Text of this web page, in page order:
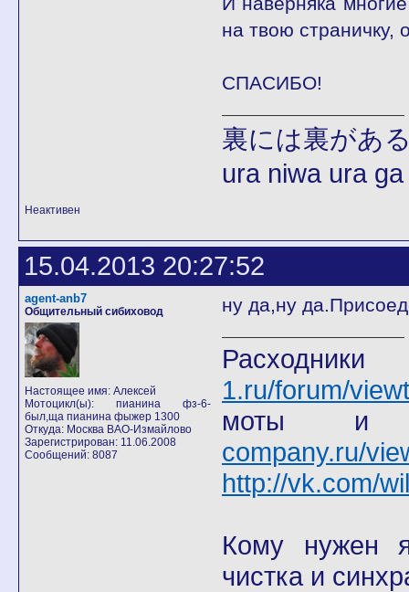
на твою страничку,
СПАСИБО!
裏には裏があ
ura niwa ura
Неактивен
15.04.2013 20:27:52
agent-anb7
Общительный сибиховод
Настоящее имя: Алексей
Мотоцикл(ы): пианина фз-6-
был,ща пианина фыжер 1300
Откуда: Москва ВАО-Измайлово
Зарегистрирован: 11.06.2008
Сообщений: 8087
ну да,ну
1.ru/forum/
company.ru/
http://vk.com/
Кому нужен
чистка и